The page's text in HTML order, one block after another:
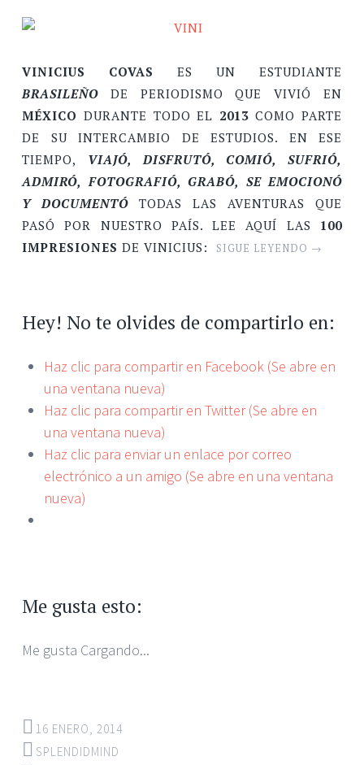
VINICIUS COVAS ES UN ESTUDIANTE
BRASILEÑO DE PERIODISMO QUE VIVIÓ EN
MÉXICO DURANTE TODO EL 2013 COMO PARTE
DE SU INTERCAMBIO DE ESTUDIOS. EN ESE
TIEMPO, VIAJÓ, DISFRUTÓ, COMIÓ, SUFRIÓ,
ADMIRÓ, FOTOGRAFIÓ, GRABÓ, SE EMOCIONÓ
Y DOCUMENTÓ TODAS LAS AVENTURAS QUE
PASÓ POR NUESTRO PAÍS. LEE AQUÍ LAS 100
IMPRESIONES DE VINICIUS: SIGUE LEYENDO →
Hey! No te olvides de compartirlo en:
Haz clic para compartir en Facebook (Se abre en
una ventana nueva)
Haz clic para compartir en Twitter (Se abre en
una ventana nueva)
Haz clic para enviar un enlace por correo
electrónico a un amigo (Se abre en una ventana
nueva)
Me gusta esto:
Me gusta Cargando...
16 ENERO, 2014
SPLENDIDMIND